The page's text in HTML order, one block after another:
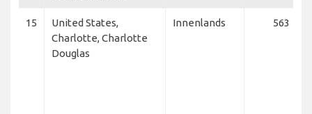
15
United States,
Charlotte, Charlotte
Douglas
Innenlands 563